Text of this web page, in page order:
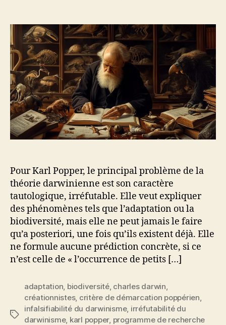
Pour Karl Popper, le principal problème de la
théorie darwinienne est son caractère
tautologique, irréfutable. Elle veut expliquer
des phénomènes tels que l’adaptation ou la
biodiversité, mais elle ne peut jamais le faire
qu’a posteriori, une fois qu’ils existent déjà. Elle
ne formule aucune prédiction concrète, si ce
n’est celle de « l’occurrence de petits […]
Étiquettes
adaptation, biodiversité, charles darwin,
créationnistes, critère de démarcation poppérien,
infalsifiabilité du darwinisme, irréfutabilité du
darwinisme, karl popper, programme de recherche